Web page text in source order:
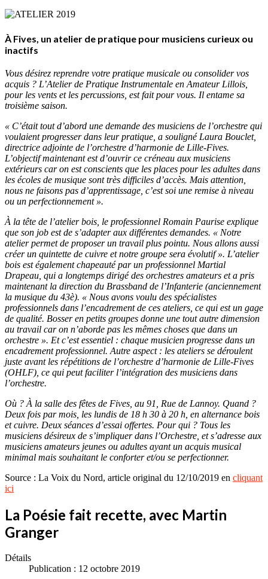
À Fives, un atelier de pratique pour musiciens curieux ou
inactifs
Vous désirez reprendre votre pratique musicale ou consolider vos
acquis ? L’Atelier de Pratique Instrumentale en Amateur Lillois,
pour les vents et les percussions, est fait pour vous. Il entame sa
troisième saison.
« C’était tout d’abord une demande des musiciens de l’orchestre qui
voulaient progresser dans leur pratique, a souligné Laura Bouclet,
directrice adjointe de l’orchestre d’harmonie de Lille-Fives.
L’objectif maintenant est d’ouvrir ce créneau aux musiciens
extérieurs car on est conscients que les places pour les adultes dans
les écoles de musique sont très difficiles d’accès. Mais attention,
nous ne faisons pas d’apprentissage, c’est soi une remise à niveau
ou un perfectionnement ».
À la tête de l’atelier bois, le professionnel Romain Paurise explique
que son job est de s’adapter aux différentes demandes. « Notre
atelier permet de proposer un travail plus pointu. Nous allons aussi
créer un quintette de cuivre et notre groupe sera évolutif ». L’atelier
bois est également chapeauté par un professionnel Martial
Drapeau, qui a longtemps dirigé des orchestres amateurs et a pris
maintenant la direction du Brassband de l’Infanterie (anciennement
la musique du 43è). « Nous avons voulu des spécialistes
professionnels dans l’encadrement de ces ateliers, ce qui est un gage
de qualité. Bosser en petits groupes donne une tout autre dimension
au travail car on n’aborde pas les mêmes choses que dans un
orchestre ». Et c’est essentiel : chaque musicien progresse dans un
encadrement professionnel. Autre aspect : les ateliers se déroulent
juste avant les répétitions de l’orchestre d’harmonie de Lille-Fives
(OHLF), ce qui peut faciliter l’intégration des musiciens dans
l’orchestre.
Où ? À la salle des fêtes de Fives, au 91, Rue de Lannoy. Quand ?
Deux fois par mois, les lundis de 18 h 30 à 20 h, en alternance bois
et cuivre. Deux séances d’essai offertes. Pour qui ? Tous les
musiciens désireux de s’impliquer dans l’Orchestre, et s’adresse aux
musiciens amateurs jeunes ou adultes ayant un acquis musical
minimal mais souhaitant le conforter et/ou se perfectionner.
Source : La Voix du Nord, article original du 12/10/2019 en cliquant
ici
La Poésie fait recette, avec Martin
Granger
Détails
Publication : 12 octobre 2019